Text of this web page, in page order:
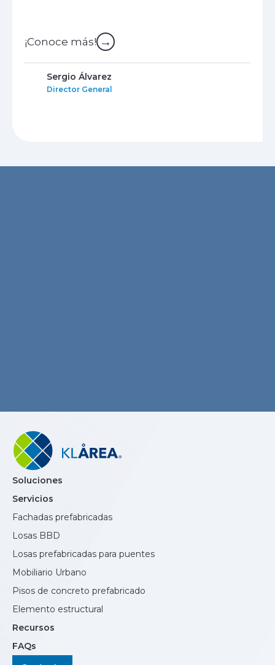
¡Conoce más! →
Sergio Álvarez
Director General
Soluciones
Servicios
Fachadas prefabricadas
Losas BBD
Losas prefabricadas para puentes
Mobiliario Urbano
Pisos de concreto prefabricado
Elemento estructural
Recursos
FAQs